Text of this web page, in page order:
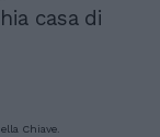
casa di
Chiave.